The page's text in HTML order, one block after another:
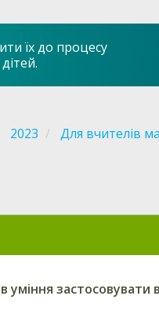
їх до процесу
2023
Для вчителів
застосовувати